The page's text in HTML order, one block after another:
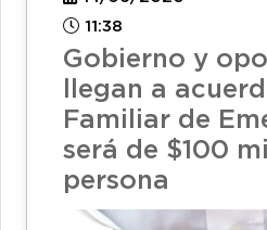
11:38
Gobierno y
llegan a
Familiar de
será de $100
persona